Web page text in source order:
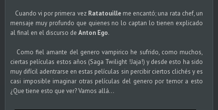
Cuando vi por primera vez Ratatouilleme encantó; una rata chef, un
mensaje muy profundo que quienes no lo captan lo tienen explicado
al final en el discurso de Anton Ego.
Como fiel amante del genero vampirico he sufrido, como muchos,
ciertas películas estos años (Saga Twilight !Jaja!) y desde esto ha sido
muy difícil adentrarse en estas películas sin percibir ciertos clichés y es
casi imposible imaginar otras películas del genero por temor a esto
¿Que tiene esto que ver? Vamos allá...